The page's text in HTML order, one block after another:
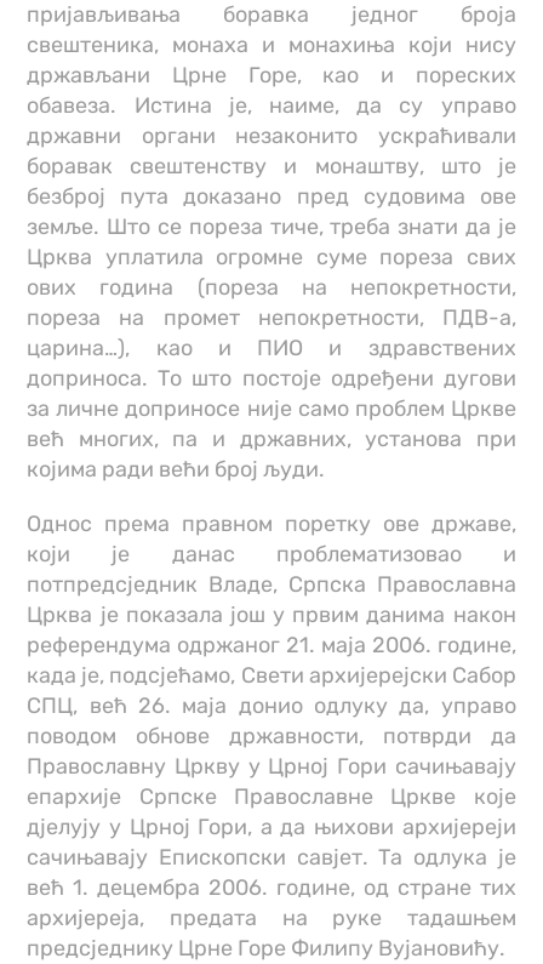
пријављивања боравка једног броја
свештеника, монаха и монахиња који нису
држављани Црне Горе, као и пореских
обавеза. Истина је, наиме, да су управо
државни органи незаконито ускраћивали
боравак свештенству и монаштву, што је
безброј пута доказано пред судовима ове
земље. Што се пореза тиче, треба знати да је
Црква уплатила огромне суме пореза свих
ових година (пореза на непокретности,
пореза на промет непокретности, ПДВ-а,
царина…), као и ПИО и здравствених
доприноса. То што постоје одређени дугови
за личне доприносе није само проблем Цркве
већ многих, па и државних, установа при
којима ради већи број људи.
Однос према правном поретку ове државе,
који је данас проблематизовао и
потпредсједник Владе, Српска Православна
Црква је показала још у првим данима након
референдума одржаног 21. маја 2006. године,
када је, подсјећамо, Свети архијерејски Сабор
СПЦ, већ 26. маја донио одлуку да, управо
поводом обнове државности, потврди да
Православну Цркву у Црној Гори сачињавају
епархије Српске Православне Цркве које
дјелују у Црној Гори, а да њихови архијереји
сачињавају Епископски савјет. Та одлука је
већ 1. децембра 2006. године, од стране тих
архијереја, предата на руке тадашњем
предсједнику Црне Горе Филипу Вујановићу.